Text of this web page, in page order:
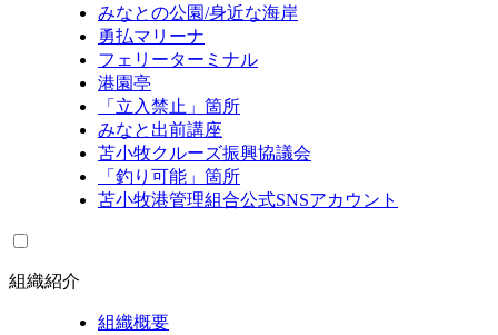
みなとの公園/身近な海岸
勇払マリーナ
フェリーターミナル
港園亭
「立入禁止」箇所
みなと出前講座
苫小牧クルーズ振興協議会
「釣り可能」箇所
苫小牧港管理組合公式SNSアカウント
組織紹介
組織概要